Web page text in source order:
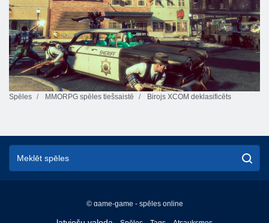
Spēles MMORPG spēles tiešsaistē Birojs XCOM deklasificēts
© game-game - spēles online
English